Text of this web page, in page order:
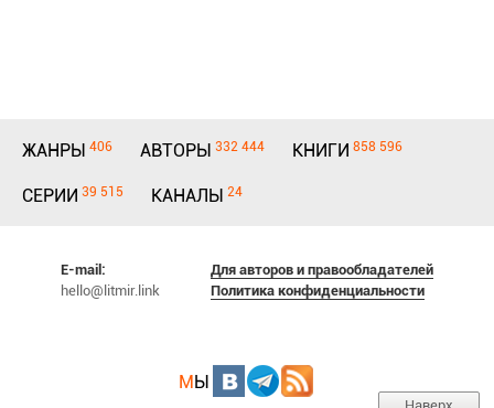
ЖАНРЫ 406 АВТОРЫ 332 444 КНИГИ 858 596
СЕРИИ 39 515 КАНАЛЫ 24
E-mail:
hello@litmir.link
Для авторов и правообладателей
Политика конфиденциальности
МЫ